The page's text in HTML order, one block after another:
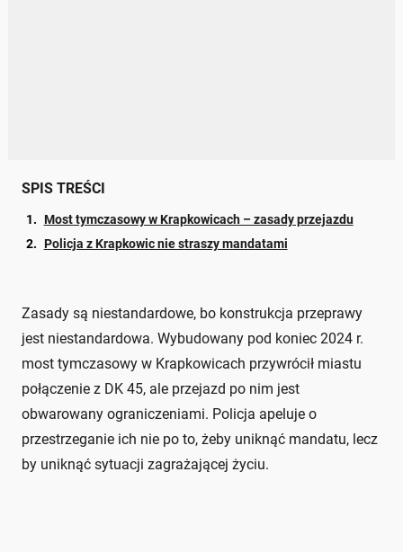
SPIS TREŚCI
Most tymczasowy w Krapkowicach – zasady przejazdu
Policja z Krapkowic nie straszy mandatami
Zasady są niestandardowe, bo konstrukcja przeprawy
jest niestandardowa. Wybudowany pod koniec 2024 r.
most tymczasowy w Krapkowicach przywrócił miastu
połączenie z DK 45, ale przejazd po nim jest
obwarowany ograniczeniami. Policja apeluje o
przestrzeganie ich nie po to, żeby uniknąć mandatu, lecz
by uniknąć sytuacji zagrażającej życiu.